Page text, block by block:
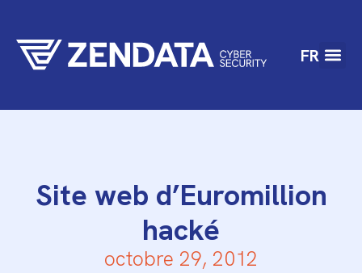
FR
Site web d’Euromillion
hacké
octobre 29, 2012